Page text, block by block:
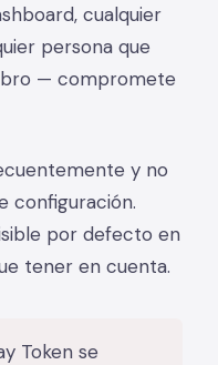
cualquier
persona que
— compromete
y no
configuración.
por defecto en
tener en cuenta.
Token se